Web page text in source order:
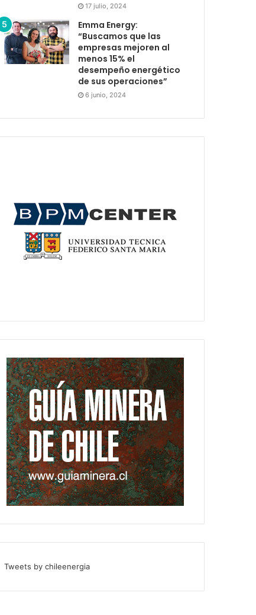
17 julio, 2024
Emma Energy:
“Buscamos que las
empresas mejoren al
menos 15% el
desempeño energético
de sus operaciones”
6 junio, 2024
Tweets by chileenergia